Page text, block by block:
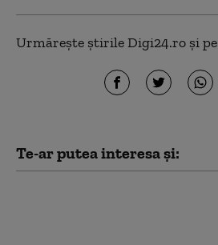
Urmărește știrile Digi24.ro și pe
Te-ar putea interesa și: